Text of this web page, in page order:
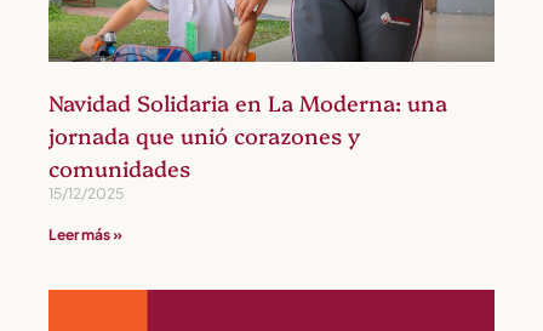
Navidad Solidaria en La Moderna: una
jornada que unió corazones y
comunidades
15/12/2025
Leer más »